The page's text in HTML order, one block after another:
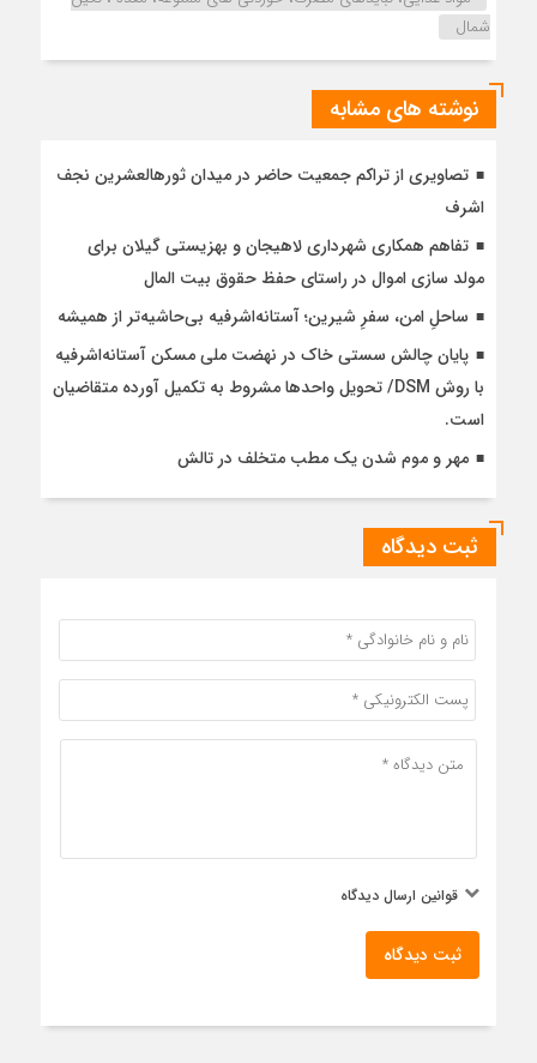
شمال
نوشته های مشابه
تصاویری از تراکم جمعیت حاضر در میدان ثورهالعشرین نجف
اشرف
تفاهم همکاری شهرداری لاهیجان و بهزیستی گیلان برای
مولد سازی اموال در راستای حفظ حقوق بیت المال
ساحلِ امن، سفرِ شیرین؛ آستانه‌اشرفیه بی‌حاشیه‌تر از همیشه
پایان چالش سستی خاک در نهضت ملی مسکن آستانه‌اشرفیه
با روش DSM/ تحویل واحدها مشروط به تکمیل آورده متقاضیان
است.
مهر و موم شدن یک مطب متخلف در تالش
ثبت دیدگاه
قوانین ارسال دیدگاه
ثبت دیدگاه